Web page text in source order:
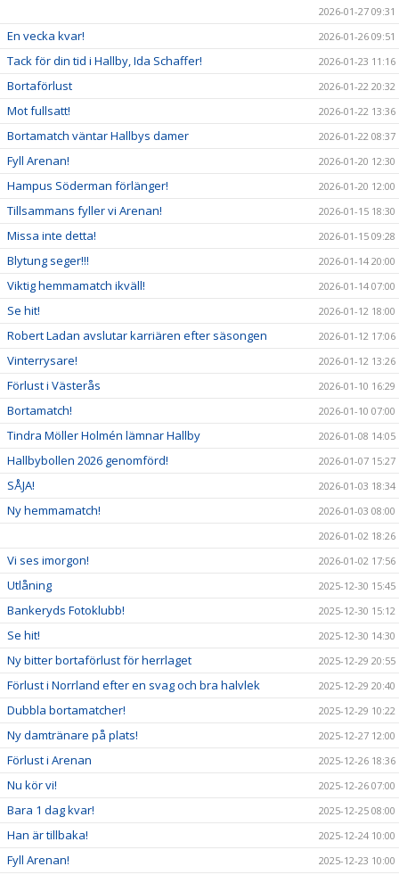
2026-01-27 09:31
En vecka kvar! 2026-01-26 09:51
Tack för din tid i Hallby, Ida Schaffer! 2026-01-23 11:16
Bortaförlust 2026-01-22 20:32
Mot fullsatt! 2026-01-22 13:36
Bortamatch väntar Hallbys damer 2026-01-22 08:37
Fyll Arenan! 2026-01-20 12:30
Hampus Söderman förlänger! 2026-01-20 12:00
Tillsammans fyller vi Arenan! 2026-01-15 18:30
Missa inte detta! 2026-01-15 09:28
Blytung seger!!! 2026-01-14 20:00
Viktig hemmamatch ikväll! 2026-01-14 07:00
Se hit! 2026-01-12 18:00
Robert Ladan avslutar karriären efter säsongen 2026-01-12 17:06
Vinterrysare! 2026-01-12 13:26
Förlust i Västerås 2026-01-10 16:29
Bortamatch! 2026-01-10 07:00
Tindra Möller Holmén lämnar Hallby 2026-01-08 14:05
Hallbybollen 2026 genomförd! 2026-01-07 15:27
SÅJA! 2026-01-03 18:34
Ny hemmamatch!
2026-01-03 08:00
2026-01-02 18:26
Vi ses imorgon! 2026-01-02 17:56
Utlåning 2025-12-30 15:45
Bankeryds Fotoklubb! 2025-12-30 15:12
Se hit! 2025-12-30 14:30
Ny bitter bortaförlust för herrlaget 2025-12-29 20:55
Förlust i Norrland efter en svag och bra halvlek 2025-12-29 20:40
Dubbla bortamatcher! 2025-12-29 10:22
Ny damtränare på plats! 2025-12-27 12:00
Förlust i Arenan 2025-12-26 18:36
Nu kör vi! 2025-12-26 07:00
Bara 1 dag kvar! 2025-12-25 08:00
Han är tillbaka! 2025-12-24 10:00
Fyll Arenan! 2025-12-23 10:00